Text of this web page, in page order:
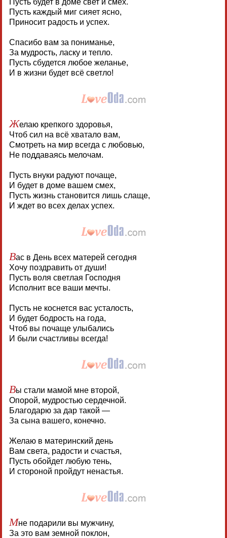
Пусть каждый миг сияет ясно,
Приносит радость и успех.
Спасибо вам за пониманье,
За мудрость, ласку и тепло.
Пусть сбудется любое желанье,
И в жизни будет всё светло!
Желаю крепкого здоровья,
Чтоб сил на всё хватало вам,
Смотреть на мир всегда с любовью,
Не поддаваясь мелочам.
Пусть внуки радуют почаще,
И будет в доме вашем смех,
Пусть жизнь становится лишь слаще,
И ждет во всех делах успех.
Вас в День всех матерей сегодня
Хочу поздравить от души!
Пусть воля светлая Господня
Исполнит все ваши мечты.
Пусть не коснется вас усталость,
И будет бодрость на года,
Чтоб вы почаще улыбались
И были счастливы всегда!
Вы стали мамой мне второй,
Опорой, мудростью сердечной.
Благодарю за дар такой —
За сына вашего, конечно.
Желаю в материнский день
Вам света, радости и счастья,
Пусть обойдет любую тень,
И стороной пройдут ненастья.
Мне подарили вы мужчину,
За это вам земной поклон,